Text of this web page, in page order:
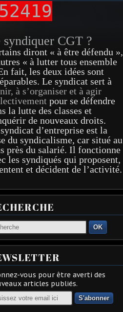
syndiquer CGT ?
diront « à être défendu »,
« à lutter tous ensemble
fait, les deux idées sont
Le syndicat sert à
à s’organiser et à agir
pour se défendre
la lutte des classes et
de nouveaux droits.
d’entreprise est la
du syndicalisme, car situé au
près du salarié. Il fonctionne
les syndiqués qui proposent,
et décident de l’activité.
OK
vous pour être averti des
articles publiés.